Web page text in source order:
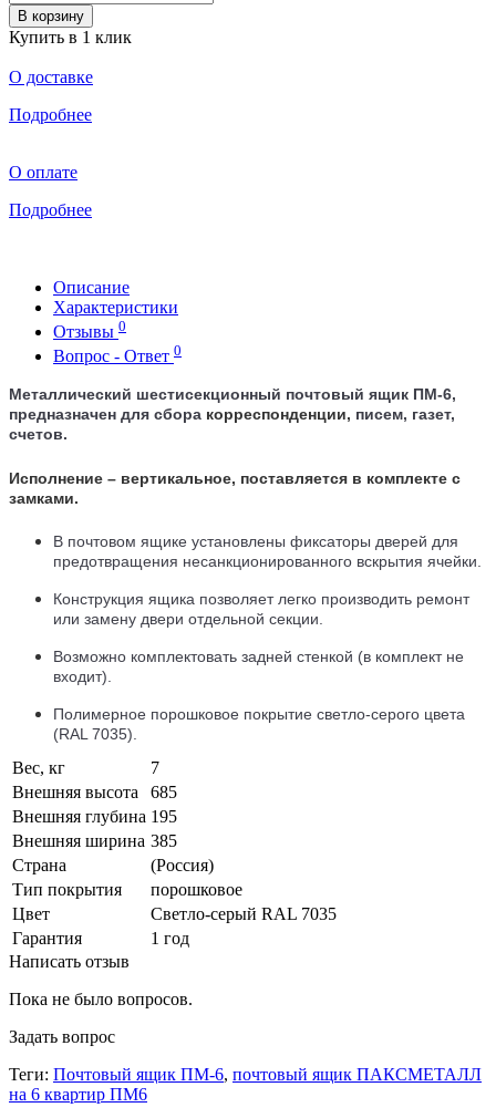
В корзину
Купить в 1 клик
О доставке
Подробнее
О оплате
Подробнее
Описание
Характеристики
Отзывы 0
Вопрос - Ответ 0
Металлический шестисекционный почтовый ящик ПМ-6,
предназначен для сбора корреспонденции, писем, газет,
счетов.
Исполнение – вертикальное, поставляется в комплекте с
замками.
В почтовом ящике установлены фиксаторы дверей для
предотвращения несанкционированного вскрытия ячейки.
Конструкция ящика позволяет легко производить ремонт
или замену двери отдельной секции.
Возможно комплектовать задней стенкой (в комплект не
входит).
Полимерное порошковое покрытие светло-серого цвета
(RAL 7035).
Вес, кг
7
Внешняя высота
685
Внешняя глубина 195
Внешняя ширина 385
Страна
(Россия)
Тип покрытия
порошковое
Цвет
Светло-серый RAL 7035
Гарантия
1 год
Написать отзыв
Пока не было вопросов.
Задать вопрос
Теги: Почтовый ящик ПМ-6, почтовый ящик ПАКСМЕТАЛЛ
на 6 квартир ПМ6